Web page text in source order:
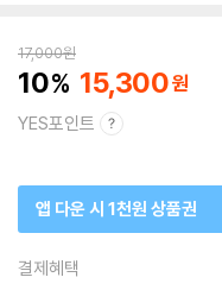
17,000원
10 15,300
YES포인트
앱 다운 시 1천원 상품권
결제혜택